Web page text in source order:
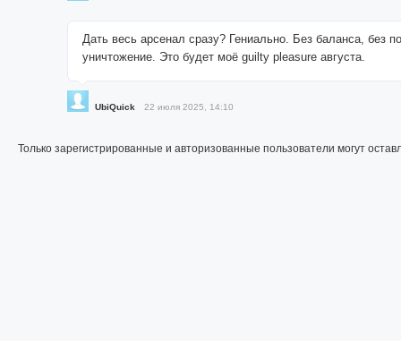
Дать весь арсенал сразу? Гениально. Без баланса, без
уничтожение. Это будет моё guilty pleasure августа.
UbiQuick 22 июля 2025, 14:10
Только зарегистрированные и авторизованные пользователи могут